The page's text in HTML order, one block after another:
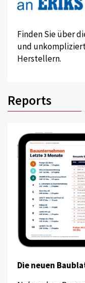
Finden Sie über
und
Herstellern.
Reports
Die neuen